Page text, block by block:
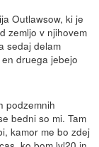
Outlawsow, ki je
zemljo v njihovem
sedaj delam
druega jebejo
podzemnih
bedni so mi. Tam
kamor me bo zdej